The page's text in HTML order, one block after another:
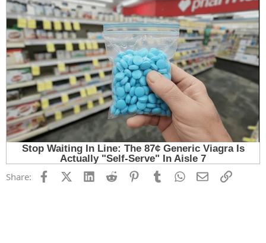
Share: FacebookX (Twitter)
LinkedInReddit PinterestTumblrWhatsApp
EmailLink